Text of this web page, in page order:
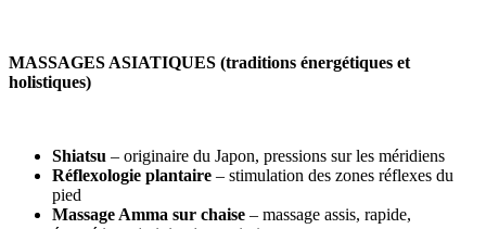
MASSAGES ASIATIQUES (traditions énergétiques et
holistiques)
Shiatsu – originaire du Japon, pressions sur les méridiens
Réflexologie plantaire – stimulation des zones réflexes du
pied
Massage Amma sur chaise – massage assis, rapide,